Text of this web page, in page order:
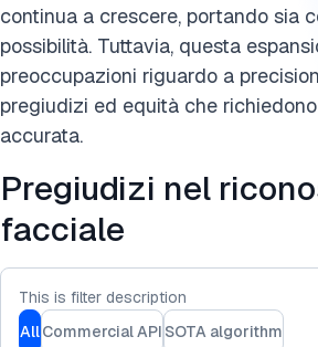
continua a crescere, portando sia
possibilità. Tuttavia, questa
preoccupazioni riguardo a
pregiudizi ed equità che
accurata.
Pregiudizi nel
facciale
This is filter description
AllCommercial API SOTA algorithm